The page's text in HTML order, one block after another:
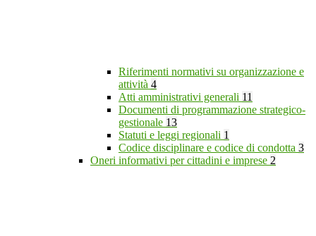
Riferimenti normativi su organizzazione e
attività 4
Atti amministrativi generali 11
Documenti di programmazione strategico-
gestionale 13
Statuti e leggi regionali 1
Codice disciplinare e codice di condotta 3
Oneri informativi per cittadini e imprese 2